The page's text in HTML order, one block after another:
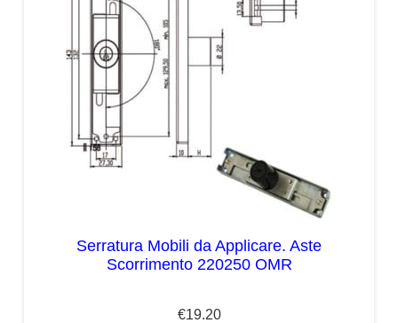
Serratura Mobili da Applicare. Aste
Scorrimento 220250 OMR
€19.20